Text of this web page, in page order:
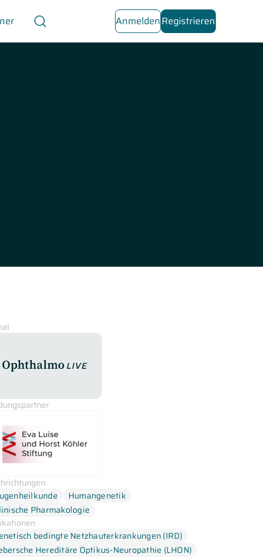
AnmeldenRegistrieren
Humangenetik
Pharmakologie
OphthalmoLive
bedingte Netzhauterkrankungen (IRD)
Hereditäre Optikus-Neuropathie (LHON)